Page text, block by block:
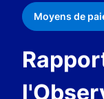
Moyens de